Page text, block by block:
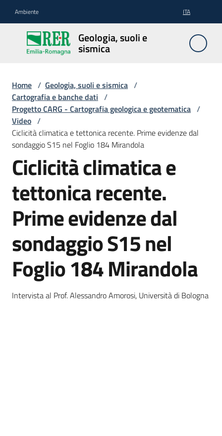
Ambiente ITA
Geologia, suoli e
sismica
Geologia,
suoli e
sismica
Geologia
Suoli
Cartografia
banche
Divulgazione
Home / Geologia, suoli e sismica /
Cartografia e banche dati /
Progetto CARG - Cartografia geologica e geotematica /
Video /
Ciclicità climatica e tettonica recente. Prime evidenze dal
sondaggio S15 nel Foglio 184 Mirandola
Ciclicità climatica e
tettonica recente.
Prime evidenze dal
sondaggio S15 nel
Foglio 184 Mirandola
Intervista al Prof. Alessandro Amorosi, Università di Bologna